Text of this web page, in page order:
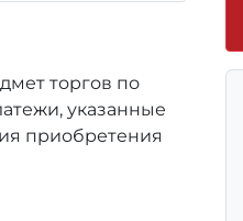
торгов по
указанные
приобретения